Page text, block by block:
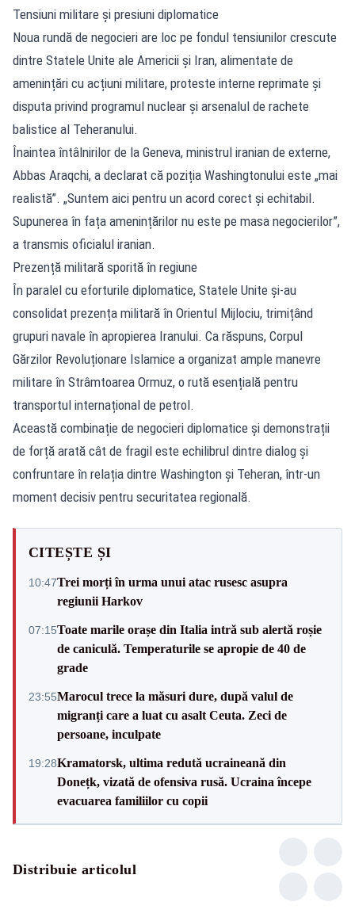
Tensiuni militare și presiuni diplomatice
Noua rundă de negocieri are loc pe fondul tensiunilor crescute
dintre Statele Unite ale Americii și Iran, alimentate de
amenințări cu acțiuni militare, proteste interne reprimate și
disputa privind programul nuclear și arsenalul de rachete
balistice al Teheranului.
Înaintea întâlnirilor de la Geneva, ministrul iranian de externe,
Abbas Araqchi, a declarat că poziția Washingtonului este „mai
realistă”. „Suntem aici pentru un acord corect și echitabil.
Supunerea în fața amenințărilor nu este pe masa negocierilor”,
a transmis oficialul iranian.
Prezență militară sporită în regiune
În paralel cu eforturile diplomatice, Statele Unite și-au
consolidat prezența militară în Orientul Mijlociu, trimițând
grupuri navale în apropierea Iranului. Ca răspuns, Corpul
Gărzilor Revoluționare Islamice a organizat ample manevre
militare în Strâmtoarea Ormuz, o rută esențială pentru
transportul internațional de petrol.
Această combinație de negocieri diplomatice și demonstrații
de forță arată cât de fragil este echilibrul dintre dialog și
confruntare în relația dintre Washington și Teheran, într-un
moment decisiv pentru securitatea regională.
CITEȘTE ȘI
10:47Trei morți în urma unui atac rusesc asupra
regiunii Harkov
07:15Toate marile orașe din Italia intră sub alertă roșie
de caniculă. Temperaturile se apropie de 40 de
grade
23:55Marocul trece la măsuri dure, după valul de
migranți care a luat cu asalt Ceuta. Zeci de
persoane, inculpate
19:28Kramatorsk, ultima redută ucraineană din
Donețk, vizată de ofensiva rusă. Ucraina începe
evacuarea familiilor cu copii
Distribuie articolul